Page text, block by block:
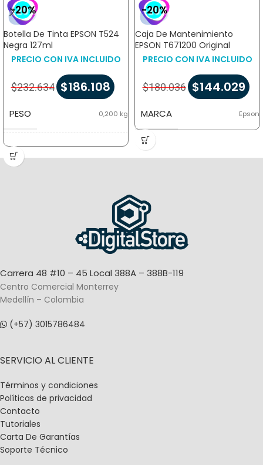
-20%
Botella De Tinta EPSON T524
Negra 127ml
PRECIO CON IVA INCLUIDO
$232.634 $186.108
PESO 0,200 kg
DIMENSIONES
-20%
Caja De Mantenimiento
EPSON T671200 Original
PRECIO CON IVA INCLUIDO
$180.036 $144.029
MARCA Epson
Carrera 48 #10 – 45 Local 388A – 388B-119
Centro Comercial Monterrey
Medellín – Colombia
(+57) 3015786484
SERVICIO AL CLIENTE
Términos y condiciones
Políticas de privacidad
Contacto
Tutoriales
Carta De Garantías
Soporte Técnico